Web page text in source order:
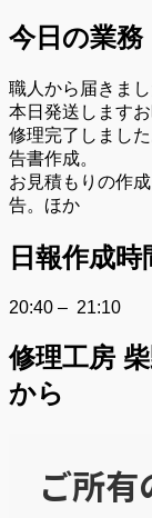
今日の業務
職人から届きま
本日発送します
修理完了しまし
告書作成。
お見積もりの作
告。ほか
日報作成時
20:40 – 21:10
修理工房
から